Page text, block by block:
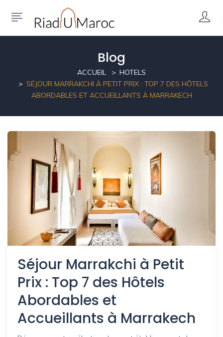
Blog
ACCUEIL
HOTELS
SÉJOUR MARRAKCHI À PETIT PRIX : TOP 7 DES HÔTELS
ABORDABLES ET ACCUEILLANTS À MARRAKECH
Séjour Marrakchi à Petit
Prix : Top 7 des Hôtels
Abordables et
Accueillants à Marrakech